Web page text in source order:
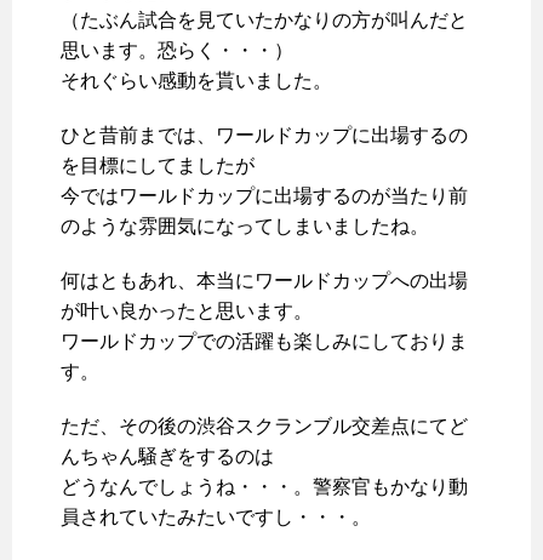
（たぶん試合を見ていたかなりの方が叫んだと
思います。恐らく・・・）
それぐらい感動を貰いました。
ひと昔前までは、ワールドカップに出場するの
を目標にしてましたが
今ではワールドカップに出場するのが当たり前
のような雰囲気になってしまいましたね。
何はともあれ、本当にワールドカップへの出場
が叶い良かったと思います。
ワールドカップでの活躍も楽しみにしておりま
す。
ただ、その後の渋谷スクランブル交差点にてど
んちゃん騒ぎをするのは
どうなんでしょうね・・・。警察官もかなり動
員されていたみたいですし・・・。